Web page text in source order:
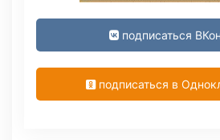
подписаться
подписаться в